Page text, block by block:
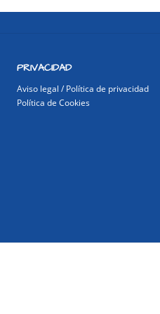
PRIVACIDAD
Aviso legal / Política de privacidad
Política de Cookies